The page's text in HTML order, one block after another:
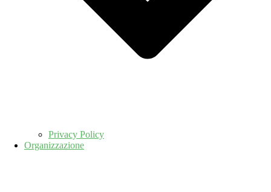
Privacy Policy
Organizzazione